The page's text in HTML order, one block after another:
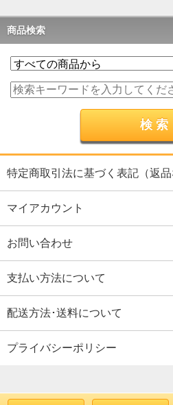
商品検索
特定商取引法に基づく表記（返品
マイアカウント
お問い合わせ
支払い方法について
配送方法･送料について
プライバシーポリシー